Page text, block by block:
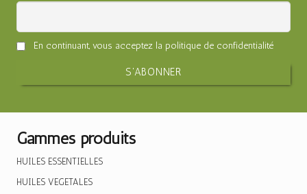
En continuant, vous acceptez la politique de confidentialité
Gammes produits
HUILES ESSENTIELLES
HUILES VEGETALES